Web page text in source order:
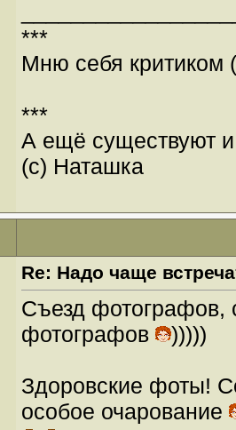
***
Мню себя критиком
***
А ещё существуют и
(с) Наташка
Re: Надо чаще
Съезд
фотографов
)))))
Здоровские фоты!
особое очарование